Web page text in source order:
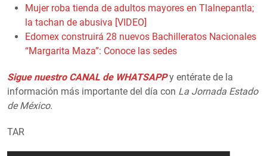
Mujer roba tienda de adultos mayores en Tlalnepantla;
la tachan de abusiva [VIDEO]
Edomex construirá 28 nuevos Bachilleratos Nacionales
“Margarita Maza”: Conoce las sedes
Sigue nuestro CANAL de WHATSAPP y entérate de la
información más importante del día con La Jornada Estado
de México.
TAR